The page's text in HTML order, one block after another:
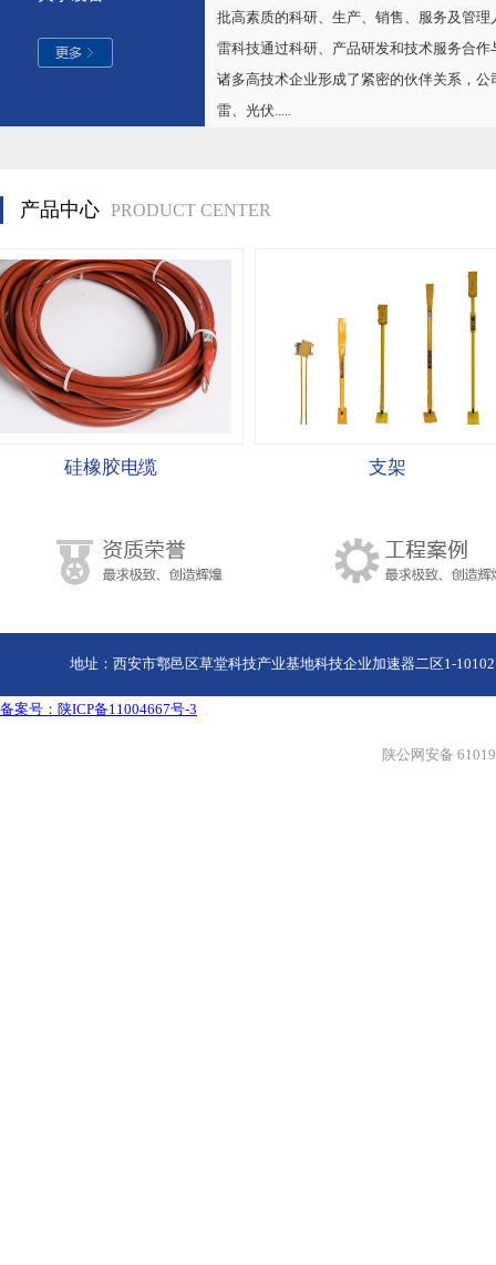
批高素质的科研、生产、销售、服务及管
雷科技通过科研、产品研发和技术服务合
诸多高技术企业形成了紧密的伙伴关系，
雷、光伏.....
产品中心 PRODUCT CENTER
硅橡胶电缆 支架
地址：西安市鄠邑区草堂科技产业基地科技企业加速器二区1-
备案号：陕ICP备11004667号-3
陕公网安备